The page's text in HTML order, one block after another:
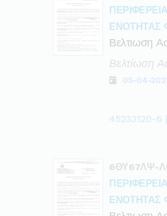
ΕΝΟΤΗΤΑΣ
Βελτιωση
Βελτίωση
05-04-
45233120-6
6ΘΥ67ΛΨ-
ΕΝΟΤΗΤΑΣ